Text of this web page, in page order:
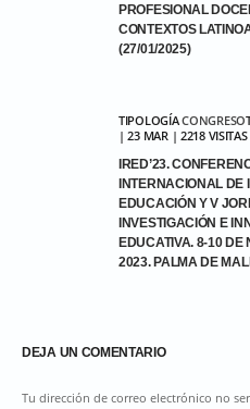
PROFESIONAL
CONTEXTOS
(27/01/2025)
TIPOLOGÍACONGRESO
| 23 MAR | 2218
IRED’23.
INTERNACIONAL DE
EDUCACIÓN Y V
INVESTIGACIÓN E
EDUCATIVA. 8-10 DE
2023. PALMA DE
DEJA UN COMENTARIO
Tu dirección de correo electrónico no